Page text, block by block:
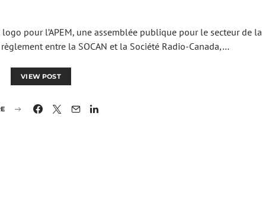
pour l’APEM, une assemblée publique pour le secteur de la
entre la SOCAN et la Société Radio-Canada,…
VIEW POST